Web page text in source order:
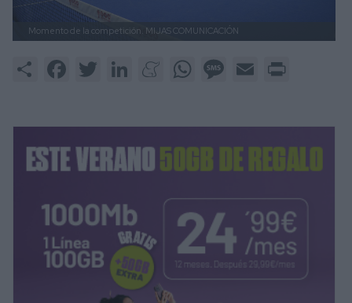
Momento de la competición. MIJAS COMUNICACIÓN
Share FacebookTwitter LinkedInMeneameWhatsAppMessage
Email